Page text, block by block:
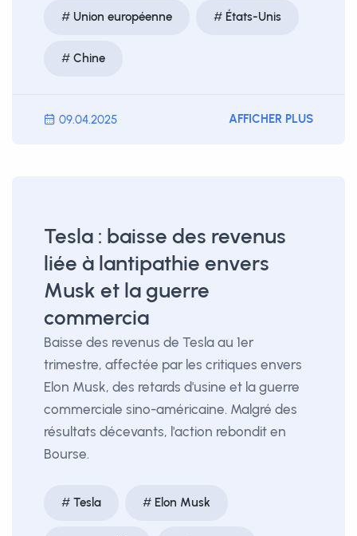
Union européenne États-Unis
Chine
09.04.2025 AFFICHER PLUS
Tesla : baisse des revenus
liée à lantipathie envers
Musk et la guerre
commercia
Baisse des revenus de Tesla au 1er
trimestre, affectée par les critiques envers
Elon Musk, des retards d'usine et la guerre
commerciale sino-américaine. Malgré des
résultats décevants, l'action rebondit en
Bourse.
Tesla Elon Musk